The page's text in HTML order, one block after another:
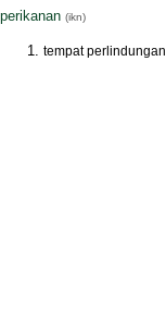
perikanan (ikn)
tempat